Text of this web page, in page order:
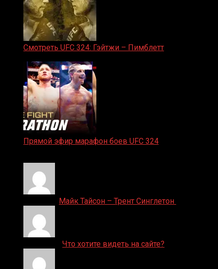
Смотреть UFC 324: Гэйтжи – Пимблетт
Прямой эфир марафон боев UFC 324
Майк Тайсон – Трент Синглетон
Что хотите видеть на сайте?